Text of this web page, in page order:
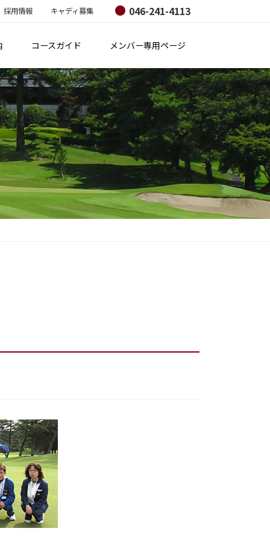
採用情報 キャディ募集 046-241-4113
コースガイド メンバー専用ページ